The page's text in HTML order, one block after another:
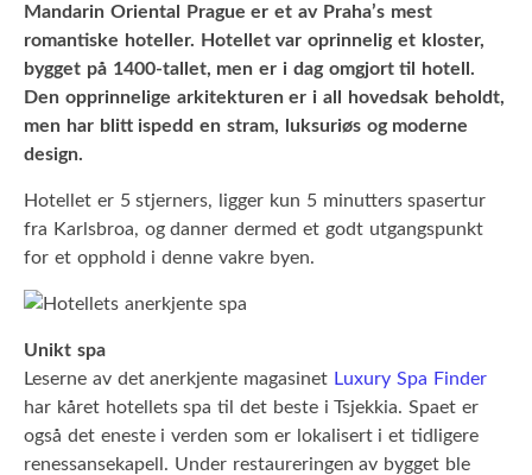
Mandarin Oriental Prague er et av Praha’s mest
romantiske hoteller. Hotellet var oprinnelig et kloster,
bygget på 1400-tallet, men er i dag omgjort til hotell.
Den opprinnelige arkitekturen er i all hovedsak beholdt,
men har blitt ispedd en stram, luksuriøs og moderne
design.
Hotellet er 5 stjerners, ligger kun 5 minutters spasertur
fra Karlsbroa, og danner dermed et godt utgangspunkt
for et opphold i denne vakre byen.
Unikt spa
Leserne av det anerkjente magasinet Luxury Spa Finder
har kåret hotellets spa til det beste i Tsjekkia. Spaet er
også det eneste i verden som er lokalisert i et tidligere
renessansekapell. Under restaureringen av bygget ble